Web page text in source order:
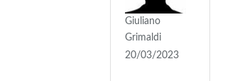
Giuliano
Grimaldi
20/03/2023